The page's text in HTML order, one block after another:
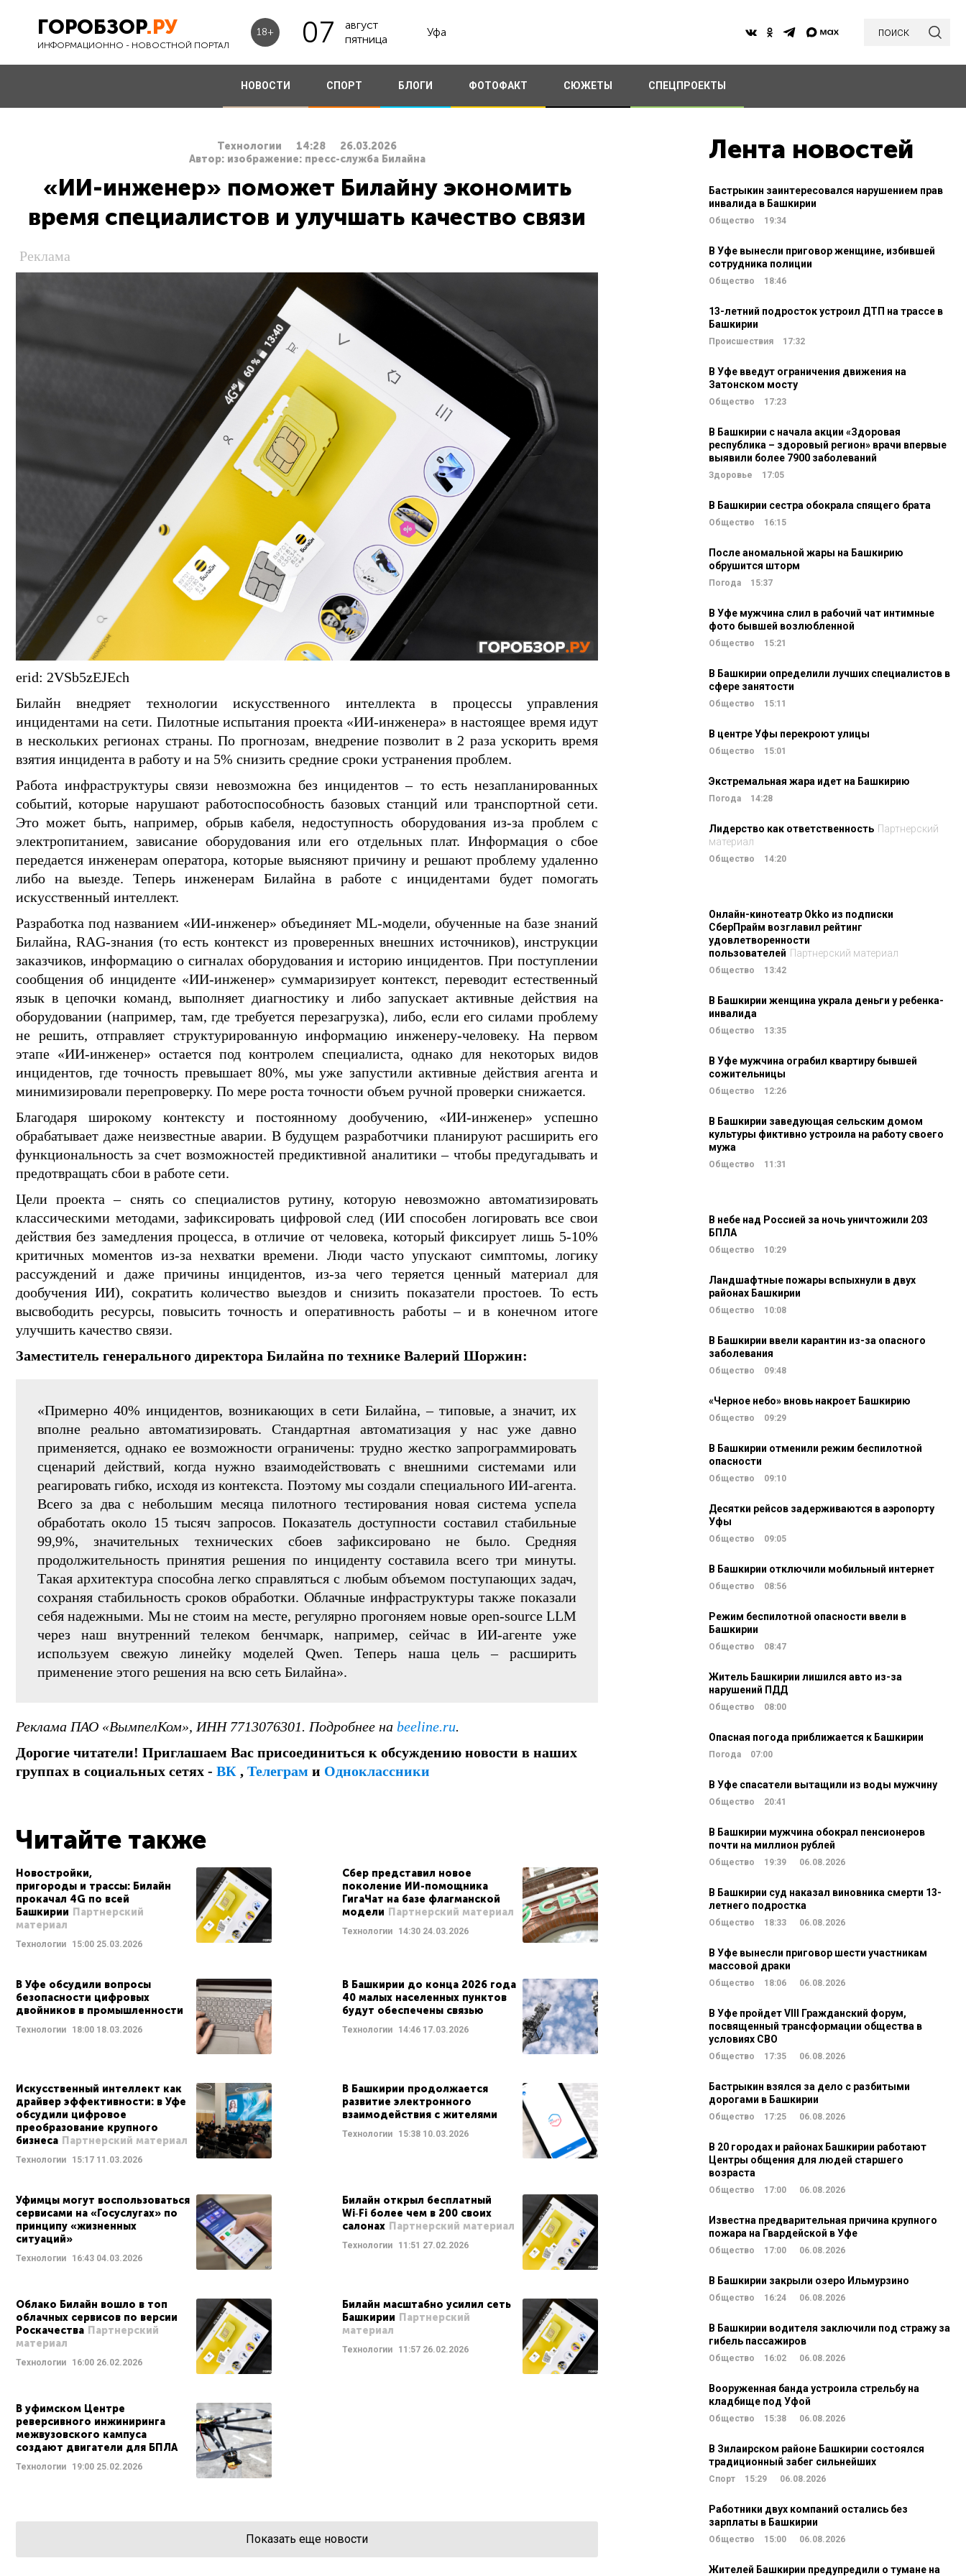
ГОРОБЗОР.РУ
ИНФОРМАЦИОННО - НОВОСТНОЙ ПОРТАЛ
18+ 07
август
пятница
Уфа поиск
НОВОСТИ СПОРТ БЛОГИ ФОТОФАКТ СЮЖЕТЫ СПЕЦПРОЕКТЫ
Технологии 14:28
26.03.2026
Автор: изображение: пресс-служба Билайна
«ИИ-инженер» поможет Билайну экономить
время специалистов и улучшать качество связи
Реклама
erid: 2VSb5zEJEch
Билайн внедряет технологии искусственного интеллекта в процессы управления
инцидентами на сети. Пилотные испытания проекта «ИИ-инженера» в настоящее время идут
в нескольких регионах страны. По прогнозам, внедрение позволит в 2 раза ускорить время
взятия инцидента в работу и на 5% снизить средние сроки устранения проблем.
Работа инфраструктуры связи невозможна без инцидентов – то есть незапланированных
событий, которые нарушают работоспособность базовых станций или транспортной сети.
Это может быть, например, обрыв кабеля, недоступность оборудования из-за проблем с
электропитанием, зависание оборудования или его отдельных плат. Информация о сбое
передается инженерам оператора, которые выясняют причину и решают проблему удаленно
либо на выезде. Теперь инженерам Билайна в работе с инцидентами будет помогать
искусственный интеллект.
Разработка под названием «ИИ-инженер» объединяет ML-модели, обученные на базе знаний
Билайна, RAG-знания (то есть контекст из проверенных внешних источников), инструкции
заказчиков, информацию о сигналах оборудования и историю инцидентов. При поступлении
сообщения об инциденте «ИИ-инженер» суммаризирует контекст, переводит естественный
язык в цепочки команд, выполняет диагностику и либо запускает активные действия на
оборудовании (например, там, где требуется перезагрузка), либо, если его силами проблему
не решить, отправляет структурированную информацию инженеру-человеку. На первом
этапе «ИИ-инженер» остается под контролем специалиста, однако для некоторых видов
инцидентов, где точность превышает 80%, мы уже запустили активные действия агента и
минимизировали перепроверку. По мере роста точности объем ручной проверки снижается.
Благодаря широкому контексту и постоянному дообучению, «ИИ-инженер» успешно
обрабатывает даже неизвестные аварии. В будущем разработчики планируют расширить его
функциональность за счет возможностей предиктивной аналитики – чтобы предугадывать и
предотвращать сбои в работе сети.
Цели проекта – снять со специалистов рутину, которую невозможно автоматизировать
классическими методами, зафиксировать цифровой след (ИИ способен логировать все свои
действия без замедления процесса, в отличие от человека, который фиксирует лишь 5-10%
критичных моментов из-за нехватки времени. Люди часто упускают симптомы, логику
рассуждений и даже причины инцидентов, из-за чего теряется ценный материал для
дообучения ИИ), сократить количество выездов и снизить показатели простоев. То есть
высвободить ресурсы, повысить точность и оперативность работы – и в конечном итоге
улучшить качество связи.
Заместитель генерального директора Билайна по технике Валерий Шоржин:
«Примерно 40% инцидентов, возникающих в сети Билайна, – типовые, а значит, их
вполне реально автоматизировать. Стандартная автоматизация у нас уже давно
применяется, однако ее возможности ограничены: трудно жестко запрограммировать
сценарий действий, когда нужно взаимодействовать с внешними системами или
реагировать гибко, исходя из контекста. Поэтому мы создали специального ИИ-агента.
Всего за два с небольшим месяца пилотного тестирования новая система успела
обработать около 15 тысяч запросов. Показатель доступности составил стабильные
99,9%, значительных технических сбоев зафиксировано не было. Средняя
продолжительность принятия решения по инциденту составила всего три минуты.
Такая архитектура способна легко справляться с любым объемом поступающих задач,
сохраняя стабильность сроков обработки. Облачные инфраструктуры также показали
себя надежными. Мы не стоим на месте, регулярно прогоняем новые open-source LLM
через наш внутренний телеком бенчмарк, например, сейчас в ИИ-агенте уже
используем свежую линейку моделей Qwen. Теперь наша цель – расширить
применение этого решения на всю сеть Билайна».
Реклама ПАО «ВымпелКом», ИНН 7713076301. Подробнее на beeline.ru.
Дорогие читатели! Приглашаем Вас присоединиться к обсуждению новости в наших
группах в социальных сетях - ВК , Телеграм и Одноклассники
Читайте также
Новостройки,
пригороды и трассы: Билайн
прокачал 4G по всей
Башкирии Партнерский
материал
Технологии 15:00 25.03.2026
Сбер представил новое
поколение ИИ-помощника
ГигаЧат на базе флагманской
модели Партнерский материал
Технологии 14:3024.03.2026
В Уфе обсудили вопросы
безопасности цифровых
двойников в промышленности
Технологии 18:00 18.03.2026
В Башкирии до конца 2026 года
40 малых населенных пунктов
будут обеспечены связью
Технологии 14:4617.03.2026
Искусственный интеллект как
драйвер эффективности: в Уфе
обсудили цифровое
преобразование крупного
бизнеса Партнерский материал
Технологии 15:17 11.03.2026
В Башкирии продолжается
развитие электронного
взаимодействия с жителями
Технологии 15:3810.03.2026
Уфимцы могут воспользоваться
сервисами на «Госуслугах» по
принципу «жизненных
ситуаций»
Технологии 16:43 04.03.2026
Билайн открыл бесплатный
Wi‑Fi более чем в 200 своих
салонах Партнерский материал
Технологии 11:51 27.02.2026
Облако Билайн вошло в топ
облачных сервисов по версии
Роскачества Партнерский
материал
Технологии 16:00 26.02.2026
Билайн масштабно усилил сеть
Башкирии Партнерский
материал
Технологии 11:5726.02.2026
В уфимском Центре
реверсивного инжиниринга
межвузовского кампуса
создают двигатели для БПЛА
Технологии 19:00 25.02.2026
Показать еще новости
Лента новостей
Бастрыкин заинтересовался нарушением прав
инвалида в Башкирии
Общество 19:34
В Уфе вынесли приговор женщине, избившей
сотрудника полиции
Общество 18:46
13-летний подросток устроил ДТП на трассе в
Башкирии
Происшествия 17:32
В Уфе введут ограничения движения на
Затонском мосту
Общество 17:23
В Башкирии с начала акции «Здоровая
республика – здоровый регион» врачи впервые
выявили более 7900 заболеваний
Здоровье 17:05
В Башкирии сестра обокрала спящего брата
Общество 16:15
После аномальной жары на Башкирию
обрушится шторм
Погода 15:37
В Уфе мужчина слил в рабочий чат интимные
фото бывшей возлюбленной
Общество 15:21
В Башкирии определили лучших специалистов в
сфере занятости
Общество 15:11
В центре Уфы перекроют улицы
Общество 15:01
Экстремальная жара идет на Башкирию
Погода 14:28
Лидерство как ответственность Партнерский
материал
Общество 14:20
Онлайн-кинотеатр Okko из подписки
СберПрайм возглавил рейтинг
удовлетворенности
пользователей Партнерский материал
Общество 13:42
В Башкирии женщина украла деньги у ребенка-
инвалида
Общество 13:35
В Уфе мужчина ограбил квартиру бывшей
сожительницы
Общество 12:26
В Башкирии заведующая сельским домом
культуры фиктивно устроила на работу своего
мужа
Общество 11:31
В небе над Россией за ночь уничтожили 203
БПЛА
Общество 10:29
Ландшафтные пожары вспыхнули в двух
районах Башкирии
Общество 10:08
В Башкирии ввели карантин из-за опасного
заболевания
Общество 09:48
«Черное небо» вновь накроет Башкирию
Общество 09:29
В Башкирии отменили режим беспилотной
опасности
Общество 09:10
Десятки рейсов задерживаются в аэропорту
Уфы
Общество 09:05
В Башкирии отключили мобильный интернет
Общество 08:56
Режим беспилотной опасности ввели в
Башкирии
Общество 08:47
Житель Башкирии лишился авто из-за
нарушений ПДД
Общество 08:00
Опасная погода приближается к Башкирии
Погода 07:00
В Уфе спасатели вытащили из воды мужчину
Общество 20:41
В Башкирии мужчина обокрал пенсионеров
почти на миллион рублей
Общество 19:39 06.08.2026
В Башкирии суд наказал виновника смерти 13-
летнего подростка
Общество 18:33 06.08.2026
В Уфе вынесли приговор шести участникам
массовой драки
Общество 18:06 06.08.2026
В Уфе пройдет VIII Гражданский форум,
посвященный трансформации общества в
условиях СВО
Общество 17:35 06.08.2026
Бастрыкин взялся за дело с разбитыми
дорогами в Башкирии
Общество 17:25 06.08.2026
В 20 городах и районах Башкирии работают
Центры общения для людей старшего
возраста
Общество 17:00 06.08.2026
Известна предварительная причина крупного
пожара на Гвардейской в Уфе
Общество 17:00 06.08.2026
В Башкирии закрыли озеро Ильмурзино
Общество 16:24 06.08.2026
В Башкирии водителя заключили под стражу за
гибель пассажиров
Общество 16:02 06.08.2026
Вооруженная банда устроила стрельбу на
кладбище под Уфой
Общество 15:38 06.08.2026
В Зилаирском районе Башкирии состоялся
традиционный забег сильнейших
Спорт 15:29 06.08.2026
Работники двух компаний остались без
зарплаты в Башкирии
Общество 15:00 06.08.2026
Жителей Башкирии предупредили о тумане на